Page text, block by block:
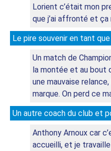
Lorient c’était mon
que j’ai affronté et ça
Le pire souvenir en tant
Un match de
la montée et au bout
une mauvaise
marque. On perd ce
Un autre coach du club et
Anthony Arnoux car
accueilli, et je